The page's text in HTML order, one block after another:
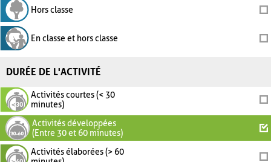
Hors classe
En classe et hors classe
DURÉE DE L'ACTIVITÉ
Activités courtes (< 30
minutes)
Activités développées
(Entre 30 et 60 minutes)
Activités élaborées (> 60